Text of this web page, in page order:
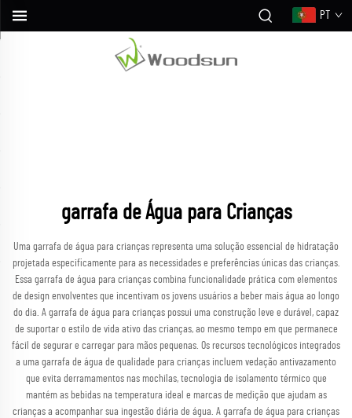
PT
garrafa de Água para Crianças
Uma garrafa de água para crianças representa uma solução essencial de hidratação
projetada especificamente para as necessidades e preferências únicas das crianças.
Essa garrafa de água para crianças combina funcionalidade prática com elementos
de design envolventes que incentivam os jovens usuários a beber mais água ao longo
do dia. A garrafa de água para crianças possui uma construção leve e durável, capaz
de suportar o estilo de vida ativo das crianças, ao mesmo tempo em que permanece
fácil de segurar e carregar para mãos pequenas. Os recursos tecnológicos integrados
a uma garrafa de água de qualidade para crianças incluem vedação antivazamento
que evita derramamentos nas mochilas, tecnologia de isolamento térmico que
mantém as bebidas na temperatura ideal e marcas de medição que ajudam as
crianças a acompanhar sua ingestão diária de água. A garrafa de água para crianças